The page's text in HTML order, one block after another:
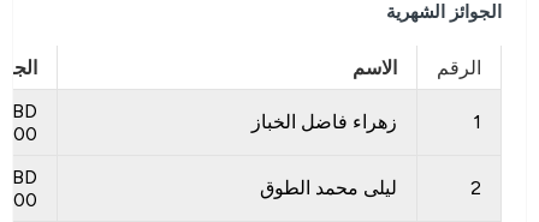
الجوائز الشهرية
الرقم الاسم
1 زهراء فاضل الخباز
BD
300
2 ليلى محمد الطوق
BD
300